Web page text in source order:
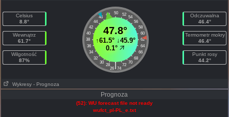
Celsius
8.8°
Wewnątrz
61.7°
Wilgotność
87%
50
48 52
46
54
44
56
42
58
40
60
38
62
36
64
34
66
32
68
30
70
28 72
|
26 74
47.8°
↑61.5°↓45.9°
0.1°
Odczuwalna
46.4°
Termometr mokry
46.4°
Punkt rosy
44.2°
Wykresy - Prognoza
Prognoza
(52): WU forecast file not ready
wufct_pl-PL_e.txt